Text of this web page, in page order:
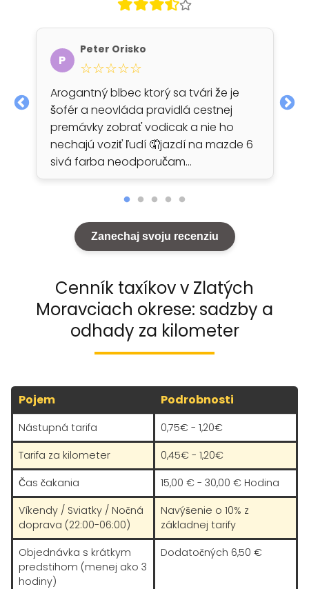
P
Peter Orisko
☆☆☆☆☆
Arogantný blbec ktorý sa tvári že je
šofér a neovláda pravidlá cestnej
premávky zobrať vodicak a nie ho
nechajú voziť ľudí 🤦jazdí na mazde 6
sivá farba neodporučam…
Zanechaj svoju recenziu
Cenník taxíkov v Zlatých
Moravciach okrese: sadzby a
odhady za kilometer
Pojem Podrobnosti
Nástupná tarifa
0,75€ - 1,20€
Tarifa za kilometer
0,45€ - 1,20€
Čas čakania
15,00 € - 30,00 € Hodina
Víkendy / Sviatky / Nočná
doprava (22:00-06:00)
Navýšenie o 10% z
základnej tarify
Objednávka s krátkym
predstihom (menej ako 3
hodiny)
Dodatočných 6,50 €